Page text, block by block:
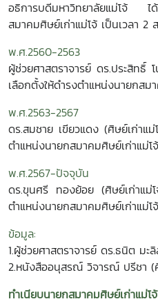
อธิการบดีมหาวิทยาลัยแม่โจ้ ได้
สมาคมศิษย์เก่าแม่โจ้ เป็นเวลา 2
พ.ศ.2560-2563
ผู้ช่วยศาสตราจารย์ ดร.ประสิทธิ์
เลือกตั้งให้ดำรงตำแหน่งนายกสม
พ.ศ.2563-2567
ดร.สมชาย เขียวแดง (ศิษย์เก่าแ
ตำแหน่งนายกสมาคมศิษย์เก่าแม่โจ้
พ.ศ.2567-ปัจจุบัน
ดร.ขุนศรี ทองย้อย (ศิษย์เก่าแม่
ตำแหน่งนายกสมาคมศิษย์เก่าแม่โจ้
ข้อมูล:
1.ผู้ช่วยศาสตราจารย์ ดร.ธนิต ม
2.หนังสืออนุสรณ์ วิจารณ์ ปรีชา (
ทำเนียบนายกสมาคมศิษย์เก่าแม่โจ้